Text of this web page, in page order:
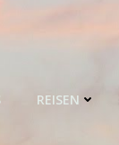
REISEN